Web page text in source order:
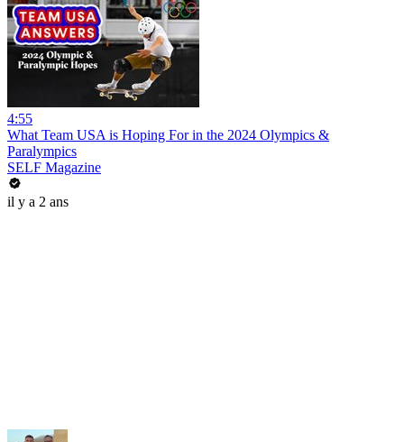
4:55
What Team USA is Hoping For in the 2024 Olympics &
Paralympics
SELF Magazine
il y a 2 ans